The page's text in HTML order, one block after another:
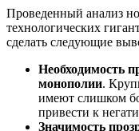
Проведенный анализ
технологических
сделать следующие
Необходимость
монополии.
имеют слишком
привести к
Значимость